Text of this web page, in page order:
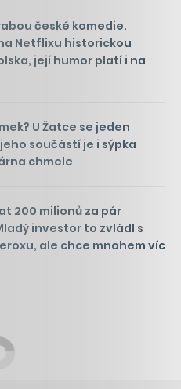
české komedie.
Netflixu historickou
její humor platí i na
U Žatce se jeden
součástí je i sýpka
chmele
200 milionů za pár
investor to zvládl s
ale chce mnohem víc